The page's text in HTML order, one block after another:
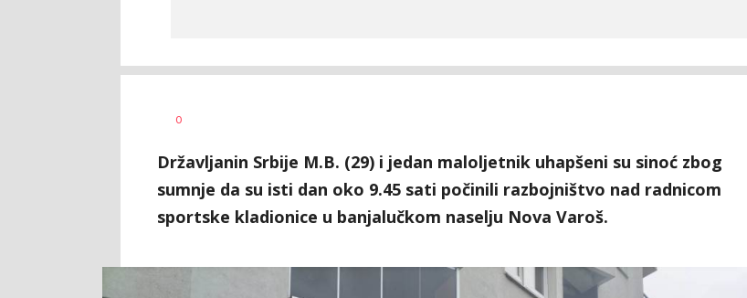
AUTOR
0
Državljanin Srbije M.B. (29) i jedan maloljetnik uhapšeni su sinoć zbog
sumnje da su isti dan oko 9.45 sati počinili razbojništvo nad radnicom
sportske kladionice u banjalučkom naselju Nova Varoš.